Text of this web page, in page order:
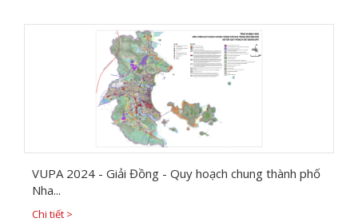
VUPA 2024 - Giải Đồng - Quy hoạch chung thành phố
Nha...
Chi tiết >